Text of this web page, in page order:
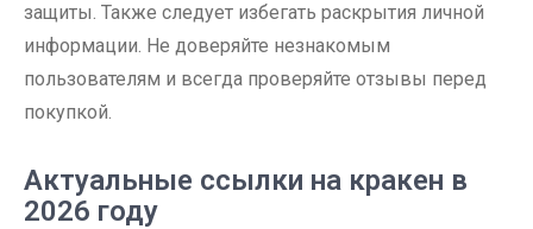
защиты. Также следует избегать раскрытия личной
информации. Не доверяйте незнакомым
пользователям и всегда проверяйте отзывы перед
покупкой.
Актуальные ссылки на кракен в
2026 году